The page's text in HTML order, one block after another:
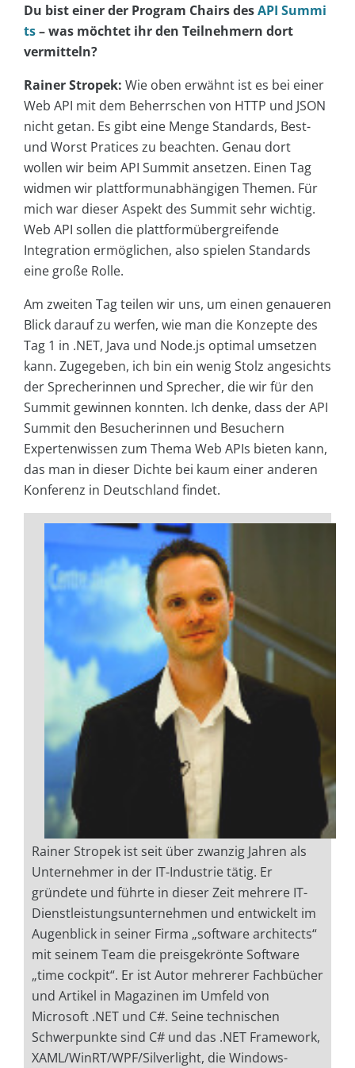
Du bist einer der Program Chairs desAPI Summi
ts– was möchtet ihr den Teilnehmern dort
vermitteln?
Rainer Stropek: Wie oben erwähnt ist es bei einer
Web API mit dem Beherrschen von HTTP und JSON
nicht getan. Es gibt eine Menge Standards, Best-
und Worst Pratices zu beachten. Genau dort
wollen wir beim API Summit ansetzen. Einen Tag
widmen wir plattformunabhängigen Themen. Für
mich war dieser Aspekt des Summit sehr wichtig.
Web API sollen die plattformübergreifende
Integration ermöglichen, also spielen Standards
eine große Rolle.
Am zweiten Tag teilen wir uns, um einen genaueren
Blick darauf zu werfen, wie man die Konzepte des
Tag 1 in .NET, Java und Node.js optimal umsetzen
kann. Zugegeben, ich bin ein wenig Stolz angesichts
der Sprecherinnen und Sprecher, die wir für den
Summit gewinnen konnten. Ich denke, dass der API
Summit den Besucherinnen und Besuchern
Expertenwissen zum Thema Web APIs bieten kann,
das man in dieser Dichte bei kaum einer anderen
Konferenz in Deutschland findet.
Rainer Stropek ist seit über zwanzig Jahren als
Unternehmer in der IT-Industrie tätig. Er
gründete und führte in dieser Zeit mehrere IT-
Dienstleistungsunternehmen und entwickelt im
Augenblick in seiner Firma „software architects“
mit seinem Team die preisgekrönte Software
„time cockpit“. Er ist Autor mehrerer Fachbücher
und Artikel in Magazinen im Umfeld von
Microsoft .NET und C#. Seine technischen
Schwerpunkte sind C# und das .NET Framework,
XAML/WinRT/WPF/Silverlight, die Windows-